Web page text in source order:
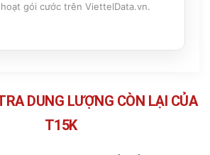
hoạt gói cước trên ViettelData.vn.
DUNG LƯỢNG CÒN LẠI CỦA
T15K